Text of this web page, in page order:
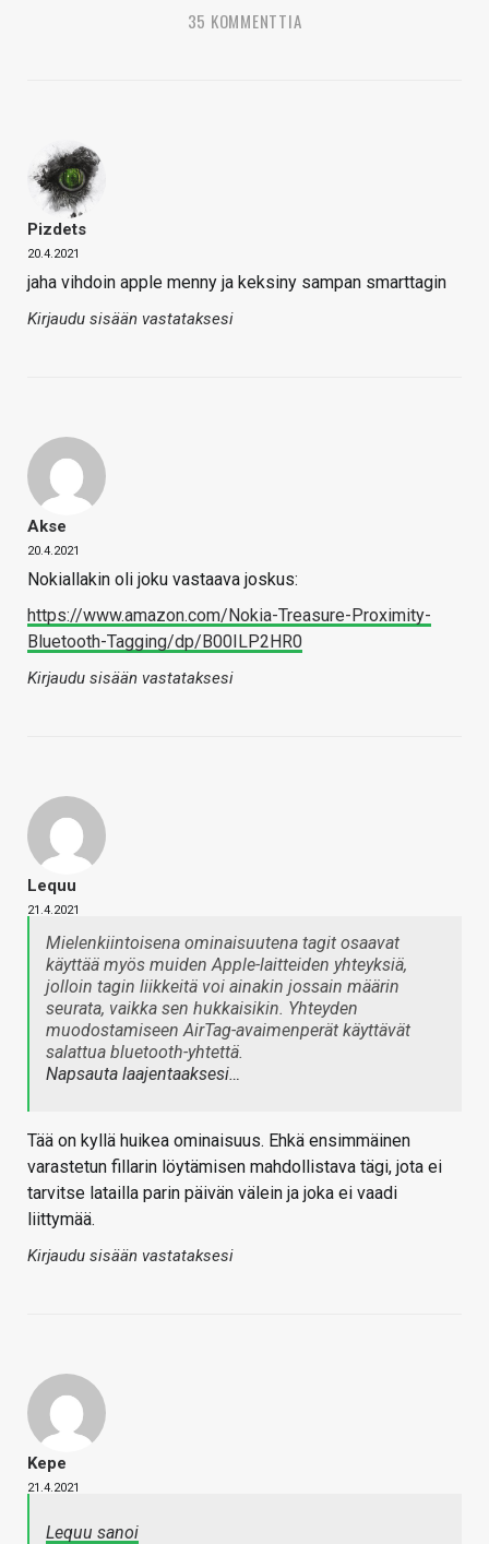
35 KOMMENTTIA
Pizdets
20.4.2021
jaha vihdoin apple menny ja keksiny sampan smarttagin
Kirjaudu sisään vastataksesi
Akse
20.4.2021
Nokiallakin oli joku vastaava joskus:
https://www.amazon.com/Nokia-Treasure-Proximity-
Bluetooth-Tagging/dp/B00ILP2HR0
Kirjaudu sisään vastataksesi
Lequu
21.4.2021
Mielenkiintoisena ominaisuutena tagit osaavat
käyttää myös muiden Apple-laitteiden yhteyksiä,
jolloin tagin liikkeitä voi ainakin jossain määrin
seurata, vaikka sen hukkaisikin. Yhteyden
muodostamiseen AirTag-avaimenperät käyttävät
salattua bluetooth-yhtettä.
Napsauta laajentaaksesi…
Tää on kyllä huikea ominaisuus. Ehkä ensimmäinen
varastetun fillarin löytämisen mahdollistava tägi, jota ei
tarvitse latailla parin päivän välein ja joka ei vaadi
liittymää.
Kirjaudu sisään vastataksesi
Kepe
21.4.2021
Lequu sanoi